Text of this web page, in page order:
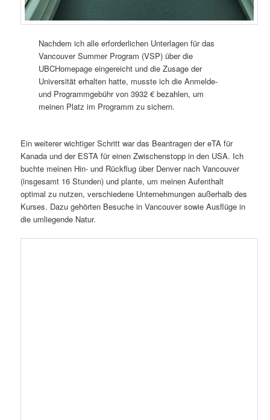
Nachdem ich alle erforderlichen Unterlagen für das
Vancouver Summer Program (VSP) über die
UBCHomepage eingereicht und die Zusage der
Universität erhalten hatte, musste ich die Anmelde-
und Programmgebühr von 3932 € bezahlen, um
meinen Platz im Programm zu sichern.
Ein weiterer wichtiger Schritt war das Beantragen der eTA für
Kanada und der ESTA für einen Zwischenstopp in den USA. Ich
buchte meinen Hin- und Rückflug über Denver nach Vancouver
(insgesamt 16 Stunden) und plante, um meinen Aufenthalt
optimal zu nutzen, verschiedene Unternehmungen außerhalb des
Kurses. Dazu gehörten Besuche in Vancouver sowie Ausflüge in
die umliegende Natur.